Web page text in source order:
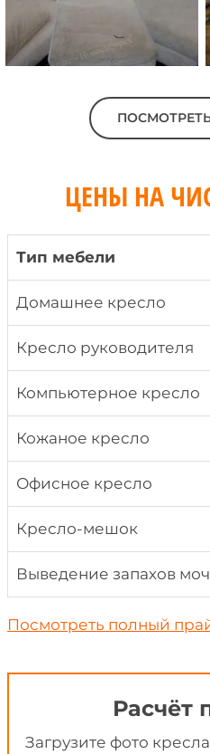
ЦЕНЫ НА
Тип мебели
Домашнее кресло
Кресло руководителя
Компьютерное кресло
Кожаное кресло
Офисное кресло
Кресло-мешок
Выведение запахов
Посмотреть полный
Расчёт
Загрузите фото